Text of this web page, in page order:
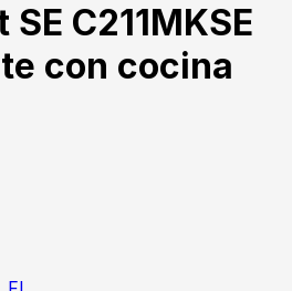
C211MKSE
con cocina